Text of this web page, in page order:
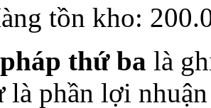
tồn kho:
thứ ba là
là phần lợi